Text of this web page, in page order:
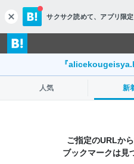
c
l
o
s
サクサク読めて、 アプリ限
『
人気 新
ご指定のURLか
ブックマークは見